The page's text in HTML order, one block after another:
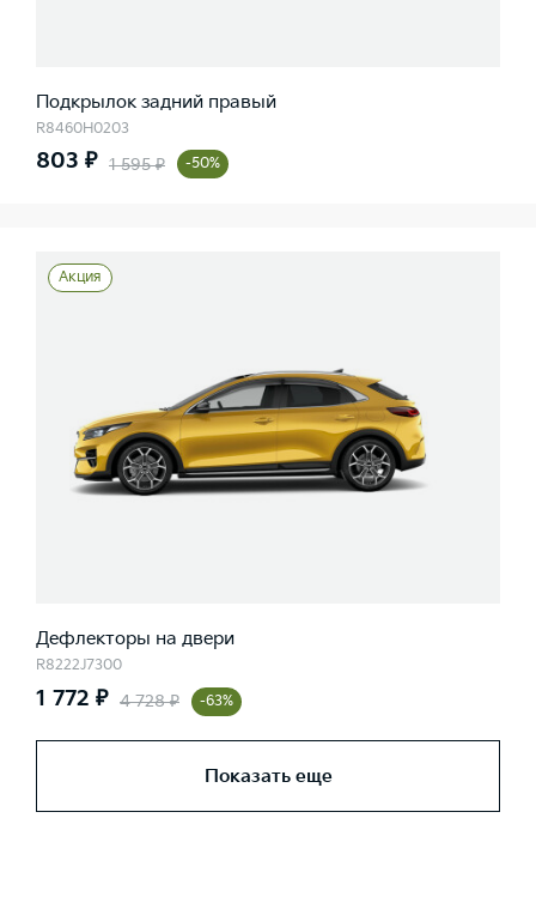
Подкрылок задний правый
R8460H0203
803 ₽ 1 595 ₽ -50%
Акция
Дефлекторы на двери
R8222J7300
1 772 ₽ 4 728 ₽ -63%
Показать еще